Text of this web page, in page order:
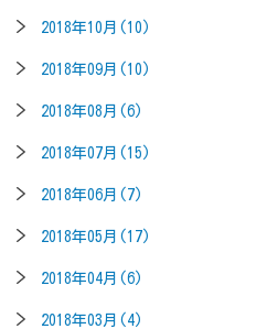
2018年10月(10)
2018年09月(10)
2018年08月(6)
2018年07月(15)
2018年06月(7)
2018年05月(17)
2018年04月(6)
2018年03月(4)